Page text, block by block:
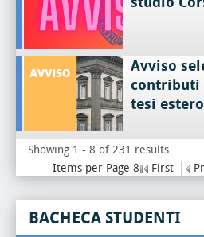
Avviso
contributi
tesi estero
Showing 1 - 8 of 231 results
Items per Page 8
First
BACHECA STUDENTI